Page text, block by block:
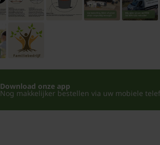
Download onze app
Nog makkelijker bestellen via uw mobiele